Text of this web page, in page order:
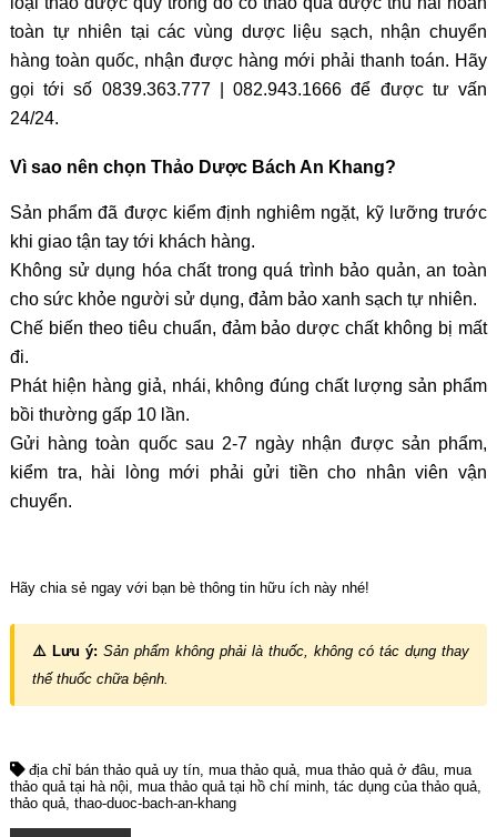
toàn tự nhiên tại các vùng dược liệu sạch, nhận chuyển
hàng toàn quốc, nhận được hàng mới phải thanh toán. Hãy
gọi tới số 0839.363.777 | 082.943.1666 để được tư vấn
24/24.
Vì sao nên chọn Thảo Dược Bách An Khang?
Sản phẩm đã được kiểm định nghiêm ngặt, kỹ lưỡng trước
khi giao tận tay tới khách hàng.
Không sử dụng hóa chất trong quá trình bảo quản, an toàn
cho sức khỏe người sử dụng, đảm bảo xanh sạch tự nhiên.
Chế biến theo tiêu chuẩn, đảm bảo dược chất không bị mất
đi.
Phát hiện hàng giả, nhái, không đúng chất lượng sản phẩm
bồi thường gấp 10 lần.
Gửi hàng toàn quốc sau 2-7 ngày nhận được sản phẩm,
kiểm tra, hài lòng mới phải gửi tiền cho nhân viên vận
chuyển.
Hãy chia sẻ ngay với bạn bè thông tin hữu ích này nhé!
⚠️ Lưu ý: Sản phẩm không phải là thuốc, không có tác dụng thay
thế thuốc chữa bệnh.
địa chỉ bán thảo quả uy tín mua thảo quả mua thảo quả ở đâu mua
thảo quả tại hà nội mua thảo quả tại hồ chí minh tác dụng của thảo quả
thảo quả thao-duoc-bach-an-khang